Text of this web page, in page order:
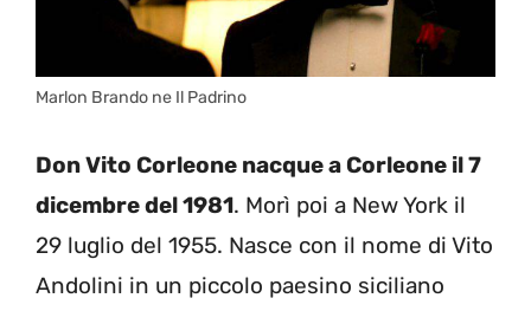
Marlon Brando ne Il Padrino
Don Vito Corleone nacque a Corleone il 7
dicembre del 1981. Morì poi a New York il
29 luglio del 1955. Nasce con il nome di Vito
Andolini in un piccolo paesino siciliano